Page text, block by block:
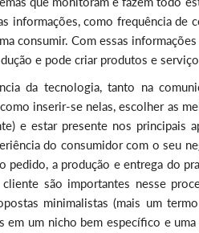
informações, como frequência de
consumir. Com essas
e pode criar produtos e
da tecnologia, tanto na
inserir-se nelas, escolher as
e estar presente nos principais
do consumidor com o seu
a produção e entrega do
são importantes nesse
minimalistas (mais um
em um nicho bem específico e